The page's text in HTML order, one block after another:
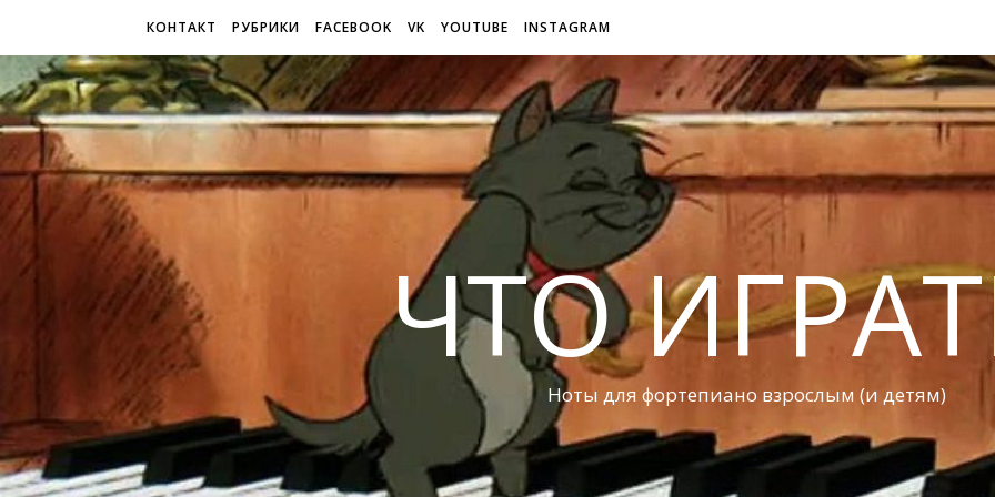
КОНТАКТ РУБРИКИ FACEBOOK VK YOUTUBE INSTAGRAM
ЧТО
Ноты для фортепиано взрослым (и детям)